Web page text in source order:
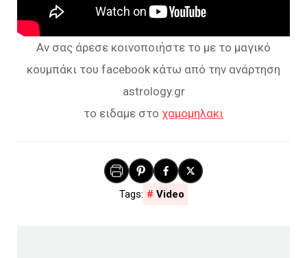
Αν σας άρεσε κοινοποιήστε το με το μαγικό
κουμπάκι του facebook κάτω από την ανάρτηση
astrology.gr
το ειδαμε στο χαμομηλακι
Video